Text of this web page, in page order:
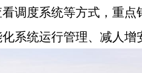
调度系统等方式，重
系统运行管理、减人